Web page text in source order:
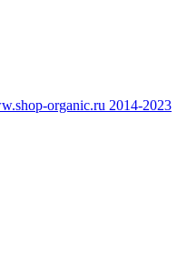
organic.ru 2014-2023